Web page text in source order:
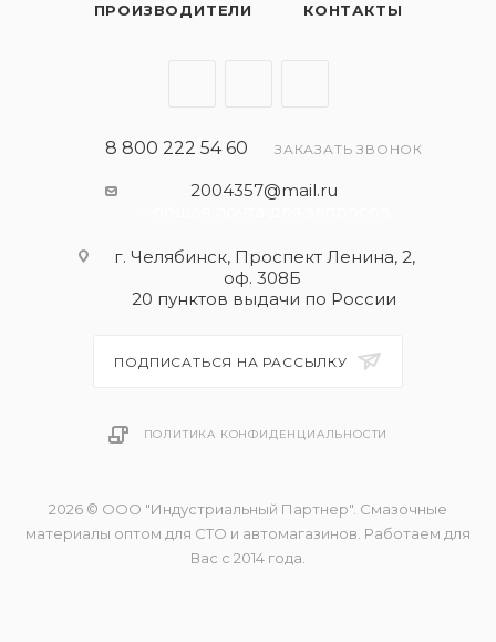
ПРОИЗВОДИТЕЛИ КОНТАКТЫ
8 800 222 54 60 ЗАКАЗАТЬ ЗВОНОК
2004357@mail.ru
г. Челябинск, Проспект Ленина, 2,
оф. 308Б
20 пунктов выдачи по России
ПОДПИСАТЬСЯ НА РАССЫЛКУ
ПОЛИТИКА КОНФИДЕНЦИАЛЬНОСТИ
2026 © ООО "Индустриальный Партнер". Смазочные
материалы оптом для СТО и автомагазинов. Работаем для
Вас с 2014 года.